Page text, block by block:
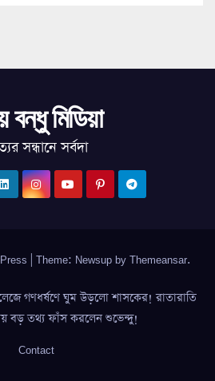
বন্ধু মিডিয়া
সন্ধানে সর্বদা
Theme: Newsup by Themeansar.
গণধর্ষণে ঘুম উড়লো শাসকের! রাতারাতি
বড় তথ্য ফাঁস করলেন শুভেন্দু!
Contact